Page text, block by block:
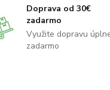
Doprava od 30€
zadarmo
Využite dopravu
zadarmo